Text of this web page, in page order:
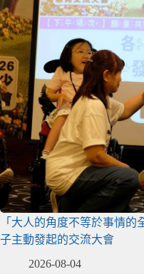
「大人的角度不等於事情
子主動發起的交流大會
2026-08-04